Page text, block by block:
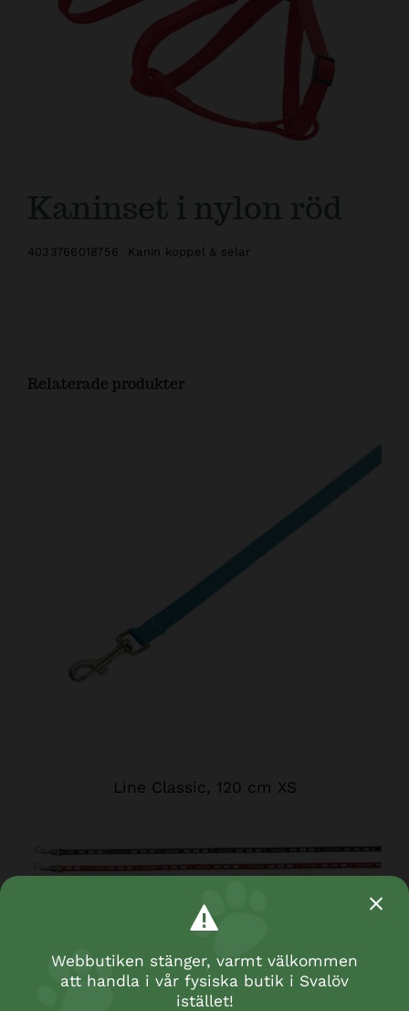
Kaninset i nylon röd
4033766018756 Kanin koppel & selar
Relaterade produkter
Line Classic, 120 cm XS
Webbutiken stänger, varmt välkommen
att handla i vår fysiska butik i Svalöv
istället!